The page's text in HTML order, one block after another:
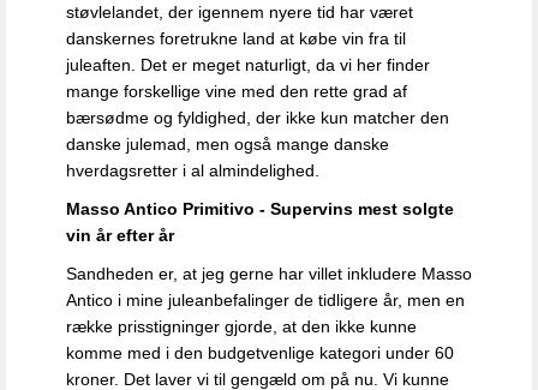
støvlelandet, der igennem nyere tid har været
danskernes foretrukne land at købe vin fra til
juleaften. Det er meget naturligt, da vi her finder
mange forskellige vine med den rette grad af
bærsødme og fyldighed, der ikke kun matcher den
danske julemad, men også mange danske
hverdagsretter i al almindelighed.
Masso Antico Primitivo - Supervins mest solgte
vin år efter år
Sandheden er, at jeg gerne har villet inkludere Masso
Antico i mine juleanbefalinger de tidligere år, men en
række prisstigninger gjorde, at den ikke kunne
komme med i den budgetvenlige kategori under 60
kroner. Det laver vi til gengæld om på nu. Vi kunne